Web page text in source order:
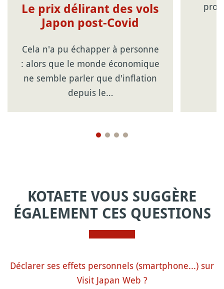
Le prix délirant des vols
Japon post-Covid
Cela n'a pu échapper à personne
: alors que le monde économique
ne semble parler que d'inflation
depuis le…
KOTAETE VOUS SUGGÈRE
ÉGALEMENT CES QUESTIONS
Déclarer ses effets personnels (smartphone...) sur
Visit Japan Web ?